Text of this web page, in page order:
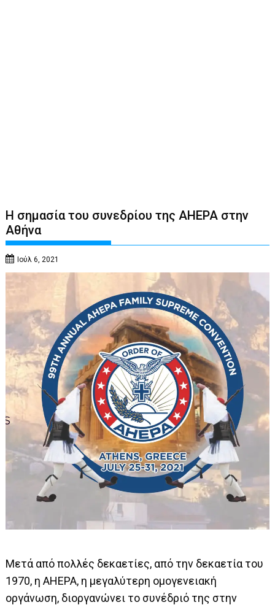
Η σημασία του συνεδρίου της AHEPA στην
Αθήνα
Ιούλ 6, 2021
Μετά από πολλές δεκαετίες, από την δεκαετία του
1970, η AHEPA, η μεγαλύτερη ομογενειακή
οργάνωση, διοργανώνει το συνέδριό της στην